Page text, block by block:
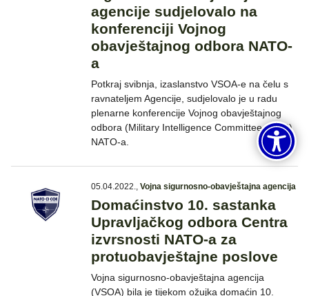
agencije sudjelovalo na
konferenciji Vojnog
obavještajnog odbora NATO-
a
Potkraj svibnja, izaslanstvo VSOA-e na čelu s
ravnateljem Agencije, sudjelovalo je u radu
plenarne konferencije Vojnog obavještajnog
odbora (Military Intelligence Committee - MIC)
NATO-a.
05.04.2022., Vojna sigurnosno-obavještajna agencija
Domaćinstvo 10. sastanka
Upravljačkog odbora Centra
izvrsnosti NATO-a za
protuobavještajne poslove
Vojna sigurnosno-obavještajna agencija
(VSOA) bila je tijekom ožujka domaćin 10.